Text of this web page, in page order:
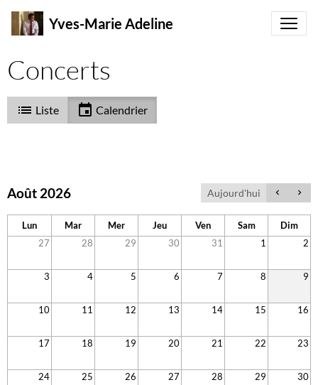
Yves-Marie Adeline
Concerts
Liste Calendrier
Août 2026 Aujourd'hui
Lun Mar Mer Jeu Ven Sam
Dim
27
28 29 30 31 1 2
3 4 5 6 7 8 9
10 11 12 13 14 15 16
17 18 19 20 21 22 23
24 25 26 27 28 29 30